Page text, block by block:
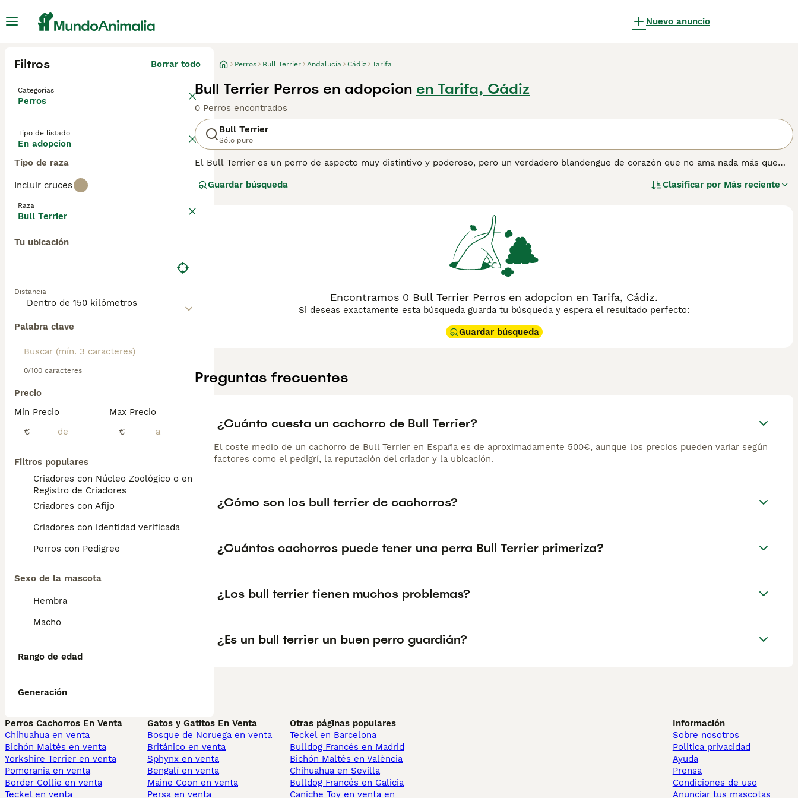
Nuevo anuncio
Filtros Borrar todo
Categorías
Perros
Tipo de listado
En adopcion
Tipo de raza
Incluir cruces
Raza
Bull Terrier
Tu ubicación
Distancia
Palabra clave
0/100 caracteres
Precio
Min Precio
€
Max Precio
€
Filtros populares
Criadores con Núcleo Zoológico o en el
Registro de Criadores
Criadores con Afijo
Criadores con identidad verificada
Perros con Pedigree
Sexo de la mascota
Hembra
Macho
Rango de edad
Generación
Perros Bull Terrier Andalucía Cádiz Tarifa
Bull Terrier Perros en adopcion en Tarifa, Cádiz
0 Perros encontrados
Bull Terrier
Sólo puro
El Bull Terrier es un perro de aspecto muy distintivo y poderoso, pero un verdadero blandengue de corazón que no ama nada más que
incluyendo el atigrado. No hay restricciones de tamaño o peso para ellos, pero el tamaño siempre debe ser apropiado para la raza, ya sea
el entrenamiento debe comenzar temprano y la socialización de un cachorro es una necesidad absoluta para que se convierta en un
página de consejos de compra de Bull Terrier ingléspara obtener información sobre esta raza de perro.
Guardar búsqueda Clasificar por Más reciente
Encontramos 0 Bull Terrier Perros en adopcion en Tarifa, Cádiz.
Si deseas exactamente esta búsqueda guarda tu búsqueda y espera el resultado perfecto:
Guardar búsqueda
Preguntas frecuentes
¿Cuánto cuesta un cachorro de Bull Terrier?
El coste medio de un cachorro de Bull Terrier en España es de aproximadamente 500€, aunque los precios pueden variar según
factores como el pedigrí, la reputación del criador y la ubicación.
¿Cómo son los bull terrier de cachorros?
¿Cuántos cachorros puede tener una perra Bull Terrier primeriza?
¿Los bull terrier tienen muchos problemas?
¿Es un bull terrier un buen perro guardián?
Perros Cachorros En Venta
Chihuahua en venta
Bichón Maltés en venta
Yorkshire Terrier en venta
Pomerania en venta
Border Collie en venta
Teckel en venta
Gatos y Gatitos En Venta
Bosque de Noruega en venta
Británico en venta
Sphynx en venta
Bengalí en venta
Maine Coon en venta
Persa en venta
Otras páginas populares
Teckel en Barcelona
Bulldog Francés en Madrid
Bichón Maltés en València
Chihuahua en Sevilla
Bulldog Francés en Galicia
Caniche Toy en venta en
Información
Sobre nosotros
Politica privacidad
Ayuda
Prensa
Condiciones de uso
Anunciar tus mascotas